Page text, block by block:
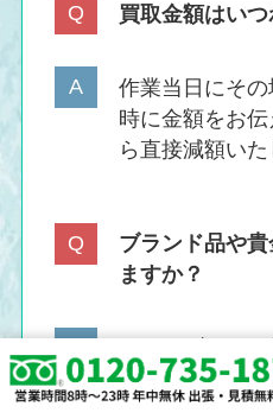
買取金額はい
作業当日にそ
時に金額をお
ら直接減額いた
ブランド品や
ますか？
はい。ブラン
属・骨董品な
正価格で査定